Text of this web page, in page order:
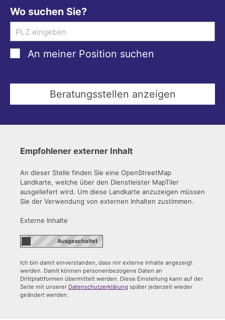
Wo suchen Sie?
An meiner Position suchen
Empfohlener externer Inhalt
An dieser Stelle finden Sie eine OpenStreetMap
Landkarte, welche über den Dienstleister MapTiler
ausgeliefert wird. Um diese Landkarte anzuzeigen müssen
Sie der Verwendung von externen Inhalten zustimmen.
Externe Inhalte
Ich bin damit einverstanden, dass mir externe Inhalte angezeigt
werden. Damit können personenbezogene Daten an
Drittplattformen übermittelt werden. Diese Einstellung kann auf der
Seite mit unserer Datenschutzerklärung später jederzeit wieder
geändert werden.